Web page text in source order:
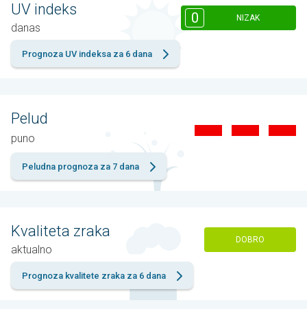
UV indeks
danas
0 NIZAK
Prognoza UV indeksa za 6 dana
Pelud
puno
Peludna prognoza za 7 dana
Kvaliteta zraka
aktualno
DOBRO
Prognoza kvalitete zraka za 6 dana